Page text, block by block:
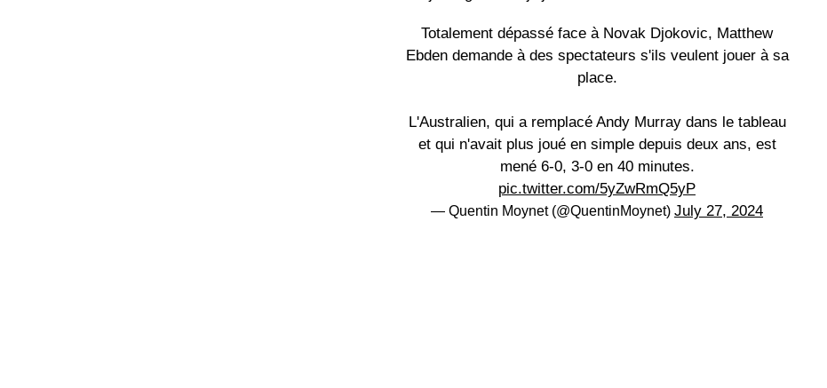
Totalement dépassé face à Novak Djokovic, Matthew
Ebden demande à des spectateurs s'ils veulent jouer à sa
place.
L'Australien, qui a remplacé Andy Murray dans le tableau
et qui n'avait plus joué en simple depuis deux ans, est
mené 6-0, 3-0 en 40 minutes.
pic.twitter.com/5yZwRmQ5yP
— Quentin Moynet (@QuentinMoynet) July 27, 2024